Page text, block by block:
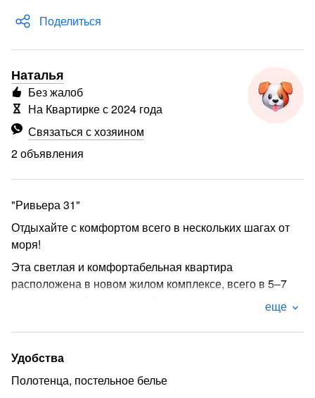
Поделиться
Наталья
Связаться с хозяином
2 объявления
Без жалоб
На Квартирке с 2024 года
"Ривьера 31"
Отдыхайте с комфортом всего в нескольких шагах от
моря!
Эта светлая и комфортабельная квартира
расположена в новом жилом комплексе, всего в 5–7
насладиться тишиной и спокойствием, отдохнуть от
городской суеты и насладиться красотой природы.
Особенности квартиры:
Две большие комнаты, идеально подходящие для
еще
Удобства
Полотенца, постельное белье